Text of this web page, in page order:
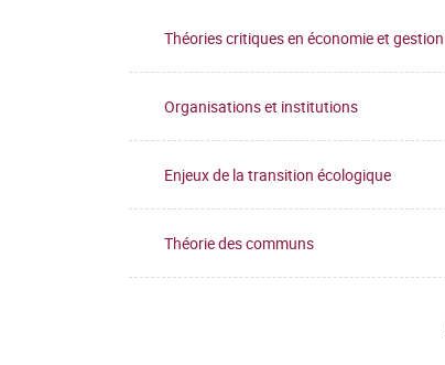
Théories critiques en économie et gestion
Organisations et institutions
Enjeux de la transition écologique
Théorie des communs